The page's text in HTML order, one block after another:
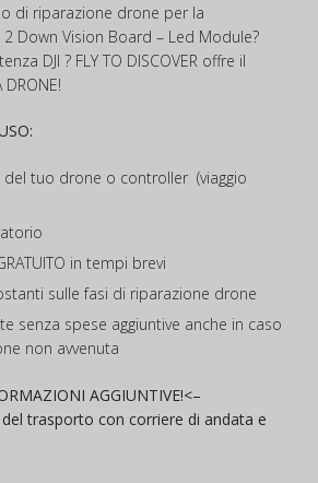
di riparazione drone per la
Down Vision Board – Led Module?
DJI ? FLY TO DISCOVER offre il
DRONE!
tuo drone o controller (viaggio
in tempi brevi
sulle fasi di riparazione drone
senza spese aggiuntive anche in caso
non avvenuta
AGGIUNTIVE!<–
trasporto con corriere di andata e